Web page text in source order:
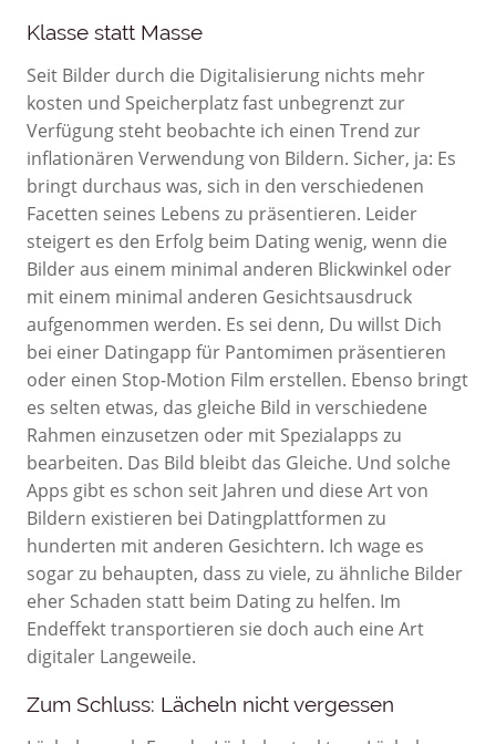
Klasse statt Masse
Seit Bilder durch die Digitalisierung nichts mehr
kosten und Speicherplatz fast unbegrenzt zur
Verfügung steht beobachte ich einen Trend zur
inflationären Verwendung von Bildern. Sicher, ja: Es
bringt durchaus was, sich in den verschiedenen
Facetten seines Lebens zu präsentieren. Leider
steigert es den Erfolg beim Dating wenig, wenn die
Bilder aus einem minimal anderen Blickwinkel oder
mit einem minimal anderen Gesichtsausdruck
aufgenommen werden. Es sei denn, Du willst Dich
bei einer Datingapp für Pantomimen präsentieren
oder einen Stop-Motion Film erstellen. Ebenso bringt
es selten etwas, das gleiche Bild in verschiedene
Rahmen einzusetzen oder mit Spezialapps zu
bearbeiten. Das Bild bleibt das Gleiche. Und solche
Apps gibt es schon seit Jahren und diese Art von
Bildern existieren bei Datingplattformen zu
hunderten mit anderen Gesichtern. Ich wage es
sogar zu behaupten, dass zu viele, zu ähnliche Bilder
eher Schaden statt beim Dating zu helfen. Im
Endeffekt transportieren sie doch auch eine Art
digitaler Langeweile.
Zum Schluss: Lächeln nicht vergessen